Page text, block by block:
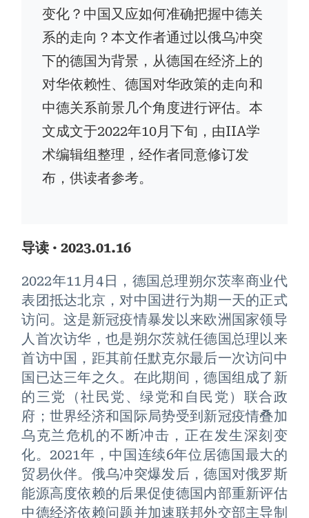
变化？中国又应如何准确把握中德关
系的走向？本文作者通过以俄乌冲突
下的德国为背景，从德国在经济上的
对华依赖性、德国对华政策的走向和
中德关系前景几个角度进行评估。本
文成文于2022年10月下旬，由IIA学
术编辑组整理，经作者同意修订发
布，供读者参考。
导读 · 2023.01.16
2022年11月4日，德国总理朔尔茨率商业代
表团抵达北京，对中国进行为期一天的正式
访问。这是新冠疫情暴发以来欧洲国家领导
人首次访华，也是朔尔茨就任德国总理以来
首访中国，距其前任默克尔最后一次访问中
国已达三年之久。在此期间，德国组成了新
的三党（社民党、绿党和自民党）联合政
府；世界经济和国际局势受到新冠疫情叠加
乌克兰危机的不断冲击，正在发生深刻变
化。2021年，中国连续6年位居德国最大的
贸易伙伴。俄乌冲突爆发后，德国对俄罗斯
能源高度依赖的后果促使德国内部重新评估
中德经济依赖问题并加速联邦外交部主导制